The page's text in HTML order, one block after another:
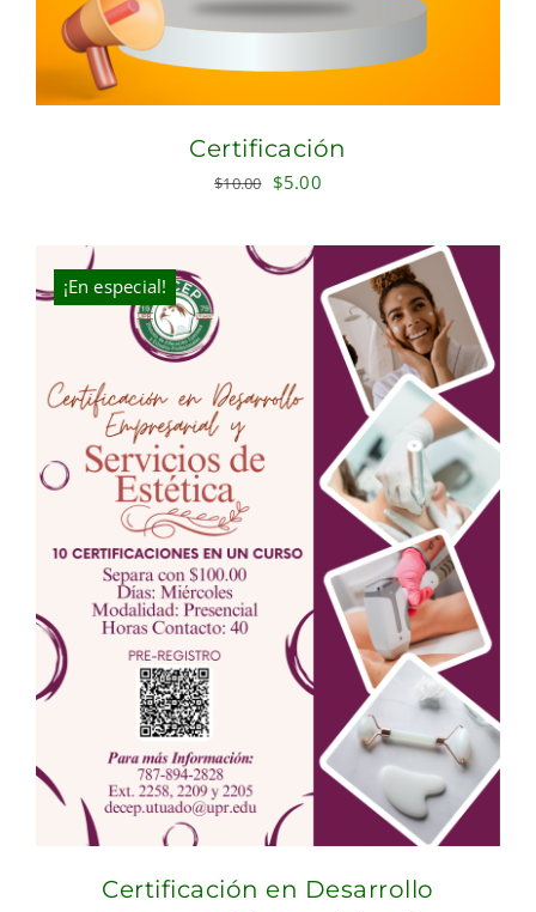
Certificación
$10.00 Original
$10.00.
$5.00Current
is:
$5.00.
¡En especial!
Certificación en Desarrollo